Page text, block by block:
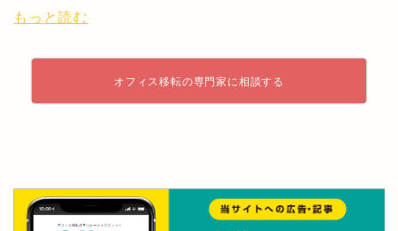
もっと読む
オフィス移転の専門家に相談する